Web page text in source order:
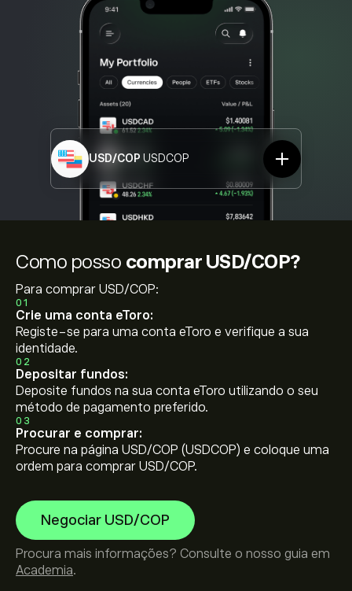
USD/COP USDCOP
Como posso comprar USD/COP?
Para comprar USD/COP:
01
Crie uma conta eToro:
Registe-se para uma conta eToro e verifique a sua
identidade.
02
Depositar fundos:
Deposite fundos na sua conta eToro utilizando o seu
método de pagamento preferido.
03
Procurar e comprar:
Procure na página USD/COP (USDCOP) e coloque uma
ordem para comprar USD/COP.
Negociar USD/COP
Procura mais informações? Consulte o nosso guia em
Academia.